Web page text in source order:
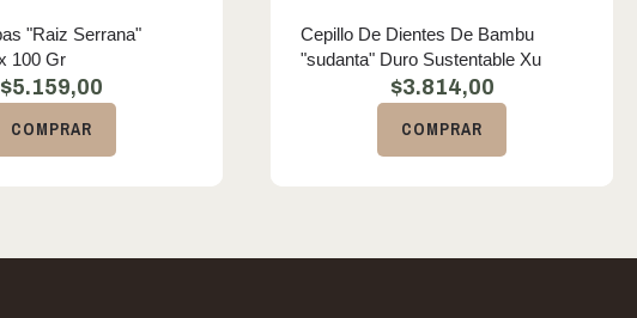
"Raiz Serrana"
100 Gr
$5.159,00
COMPRAR
Cepillo De Dientes De Bambu
"sudanta" Duro Sustentable Xu
$3.814,00
COMPRAR